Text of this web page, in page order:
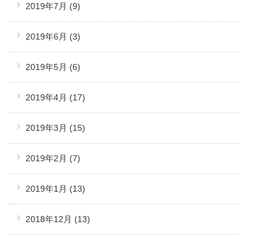
2019年7月 (9)
2019年6月 (3)
2019年5月 (6)
2019年4月 (17)
2019年3月 (15)
2019年2月 (7)
2019年1月 (13)
2018年12月 (13)